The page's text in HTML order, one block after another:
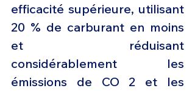
efficacité supérieure, utilisant
20 % de carburant en moins
et réduisant
considérablement les
émissions de CO 2 et les